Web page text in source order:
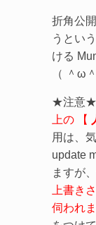
折角公
うとい
ける
（ ＾ω＾
★注意★
上の 【
用は、
update
ますが
上書き
伺われ